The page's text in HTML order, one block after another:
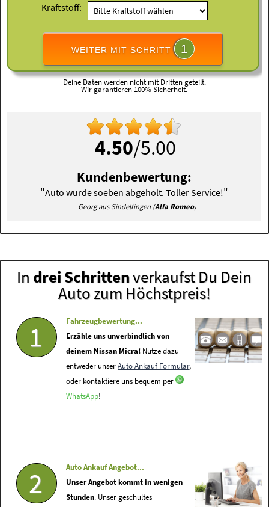
Kraftstoff:
WEITER MIT SCHRITT 1
Deine Daten werden nicht mit Dritten geteilt.
Wir garantieren 100% Sicherheit.
4.50/5.00
Kundenbewertung:
"Auto wurde soeben abgeholt. Toller Service!"
Georg aus Sindelfingen (Alfa Romeo)
In drei Schrittenverkaufst Du Dein
Auto zum Höchstpreis!
1
Fahrzeugbewertung...
Erzähle uns unverbindlich von
deinem Nissan Micra! Nutze dazu
entweder unserAuto Ankauf Formular,
oder kontaktiere uns bequem per
WhatsApp!
2
Auto Ankauf Angebot...
Unser Angebot kommt in wenigen
Stunden. Unser geschultes